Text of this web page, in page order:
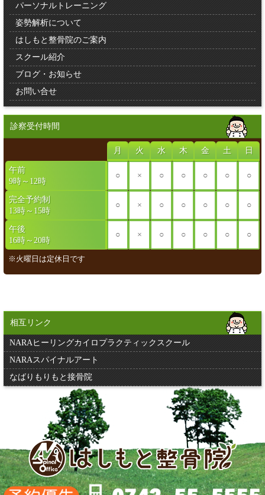
パーソナルトレーニング
姿勢解析について
はしもと整骨院のご案内
スクール紹介
ブログ・お知らせ
お問い合せ
診察受付時間
月 火 水 木 金 土 日
午前
9時～12時
○ × ○ ○ ○ ○ ○
完全予約制
13時～15時
○ × ○ ○ ○ ○ ○
午後
16時～20時
○ × ○ ○ ○ ○ ○
※火曜日は定休日です
相互リンク
NARAヒーリングカイロプラクティックスクール
NARAスパイナルアート
なばりもりもと接骨院